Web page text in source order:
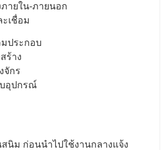
ายใน-ภายนอก
เชื่อม
ประกอบ
ร้าง
จักร
บอุปกรณ์
นิม ก่อนนำไปใช้งานกลางแจ้ง